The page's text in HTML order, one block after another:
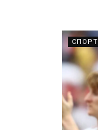
СПОРТ